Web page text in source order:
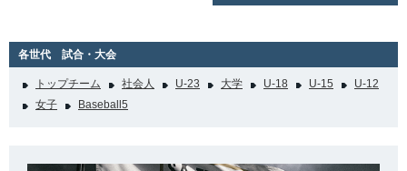
各世代 試合・大会
トップチーム 社会人 U-23 大学 U-18 U-15
U-12
女子
Baseball5